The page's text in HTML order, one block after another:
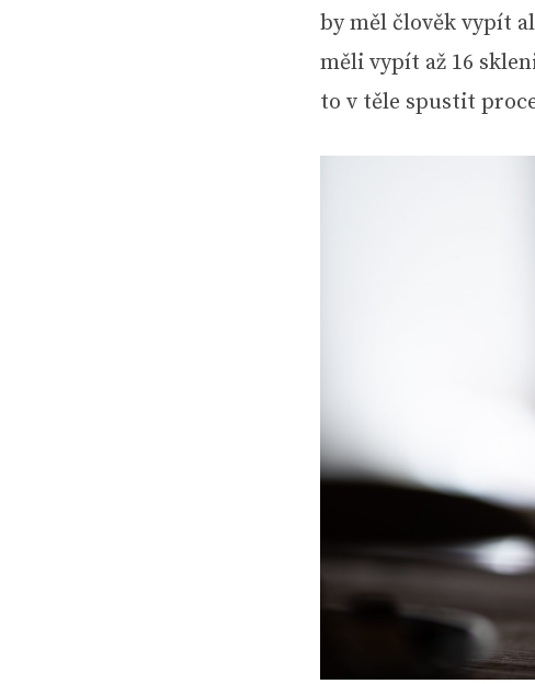
by měl člověk vypít
měli vypít až 16
to v těle spustit